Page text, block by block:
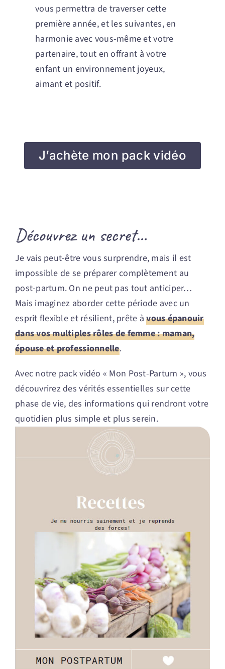
vous permettra de traverser cette
première année, et les suivantes, en
harmonie avec vous-même et votre
partenaire, tout en offrant à votre
enfant un environnement joyeux,
aimant et positif.
J’achète mon pack vidéo
Découvrez un secret…
Je vais peut-être vous surprendre, mais il est
impossible de se préparer complètement au
post-partum. On ne peut pas tout anticiper…
Mais imaginez aborder cette période avec un
esprit flexible et résilient, prête àvous épanouir
dans vos multiples rôles de femme : maman,
épouse et professionnelle.
Avec notre pack vidéo « Mon Post-Partum », vous
découvrirez des vérités essentielles sur cette
phase de vie, des informations qui rendront votre
quotidien plus simple et plus serein.